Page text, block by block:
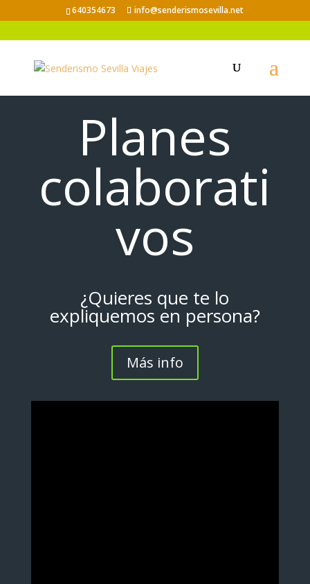
640354673 info@senderismosevilla.net
Planes
colaborati
vos
¿Quieres que te lo
expliquemos en persona?
Más info